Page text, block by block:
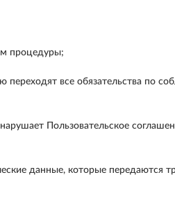
процедуры;
переходят все обязательства по
Пользовательское
данные, которые передаются